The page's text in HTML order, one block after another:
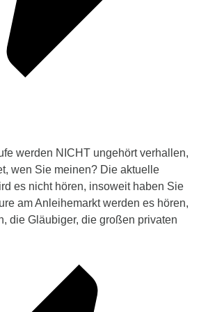
werden NICHT ungehört verhallen,
wen Sie meinen? Die aktuelle
es nicht hören, insoweit haben Sie
am Anleihemarkt werden es hören,
die Gläubiger, die großen privaten